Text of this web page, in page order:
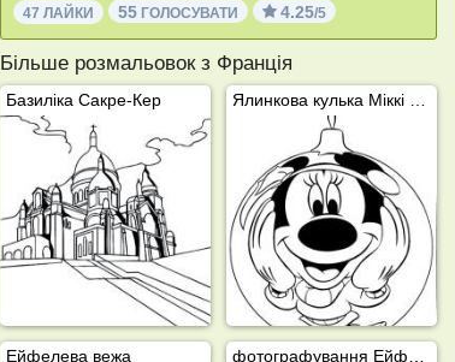
47 ЛАЙКИ 55ГОЛОСУВАТИ 4.25/5
Більше розмальовок з Франція
Базиліка Сакре-Кер
Ейфелева вежа